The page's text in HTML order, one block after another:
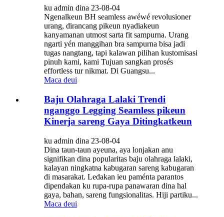
ku admin dina 23-08-04
Ngenalkeun BH seamless awéwé revolusioner
urang, dirancang pikeun nyadiakeun
kanyamanan utmost sarta fit sampurna. Urang
ngarti yén manggihan bra sampurna bisa jadi
tugas nangtang, tapi kalawan pilihan kustomisasi
pinuh kami, kami Tujuan sangkan prosés
effortless tur nikmat. Di Guangsu...
Maca deui
Baju Olahraga Lalaki Trendi
nganggo Legging Seamless pikeun
Kinerja sareng Gaya Ditingkatkeun
ku admin dina 23-08-04
Dina taun-taun ayeuna, aya lonjakan anu
signifikan dina popularitas baju olahraga lalaki,
kalayan ningkatna kabugaran sareng kabugaran
di masarakat. Ledakan ieu paménta parantos
dipendakan ku rupa-rupa panawaran dina hal
gaya, bahan, sareng fungsionalitas. Hiji partiku...
Maca deui